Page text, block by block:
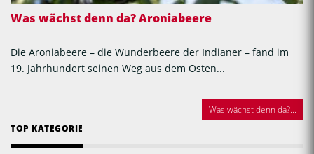
Was wächst denn da? Aroniabeere
Die Aroniabeere – die Wunderbeere der Indianer – fand im
19. Jahrhundert seinen Weg aus dem Osten...
Was wächst denn da?...
TOP KATEGORIE